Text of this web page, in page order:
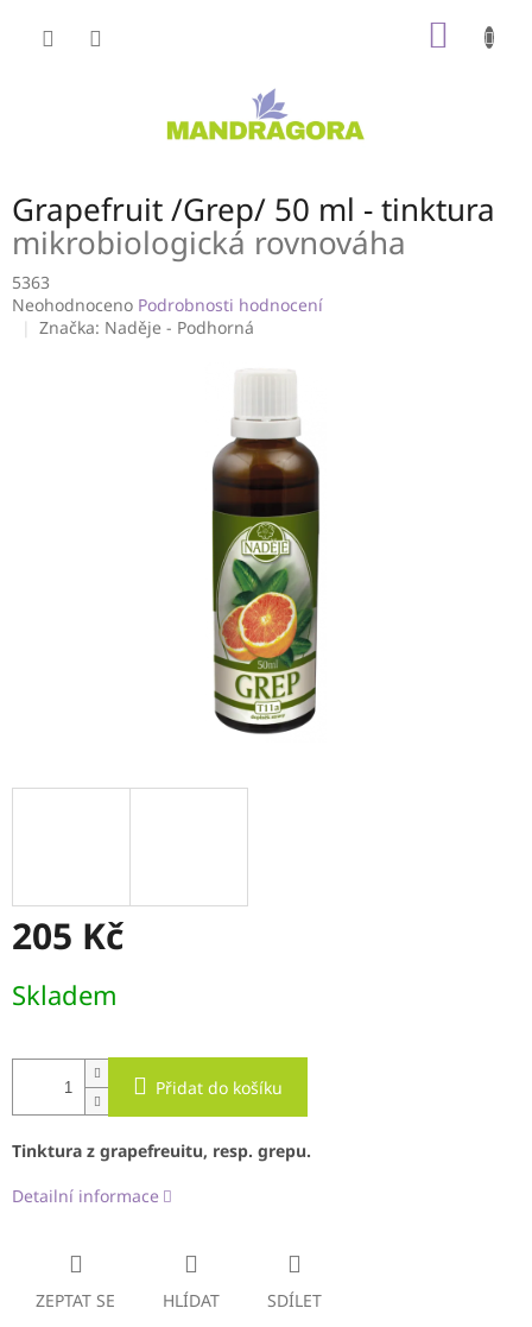
Grapefruit /Grep/ 50 ml - tinktura
mikrobiologická rovnováha
5363
Průměrné
hodnocení
Neohodnoceno Podrobnosti hodnocení
Značka: Naděje - Podhorná
205 Kč
cena:
Skladem
Přidat do košíku
Tinktura z grapefreuitu, resp. grepu.
Detailní informace
ZEPTAT SE HLÍDAT SDÍLET